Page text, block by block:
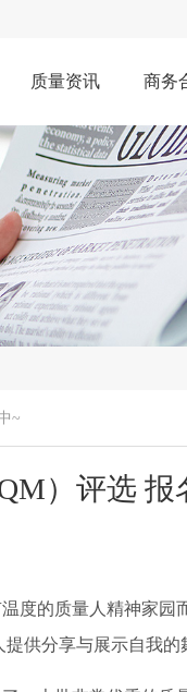
质量资讯 商务
~
）评选 报
度的质量人精神家园
供分享与展示自我的